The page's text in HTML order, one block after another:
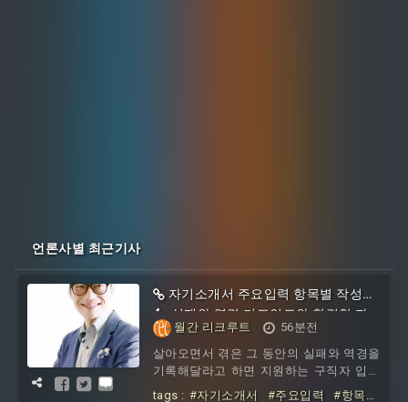
언론사별 최근기사
자기소개서 주요입력 항목별 작성법
4 : 실패와 역경 키포인트와 합격한 자
소서 분석
월간 리크루트
56분전
살아오면서 겪은 그 동안의 실패와 역경을
기록해달라고 하면 지원하는 구직자 입장
으로는 난감하기 마련이다. 보통 사람들이
tags : #자기소개서 #주요입력
#항목